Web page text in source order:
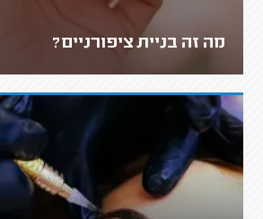
מה זה בניית ציפורניים?